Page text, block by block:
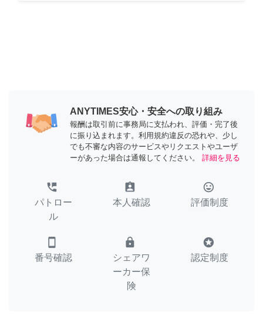
ANYTIMES安心・安全への取り組み
報酬は取引前に事務局に支払われ、評価・完了後
に振り込まれます。利用規約違反の恐れや、少し
でも不審な内容のサービスやリクエストやユーザ
ーがあった場合は通報してください。
詳細を見る
perm_phone_msg
パトロー
ル
assignment_ind
本人確認
tag_faces
評価制度
smartphone
番号確認
lock
シェアワ
ーカー保
険
stars
認定制度